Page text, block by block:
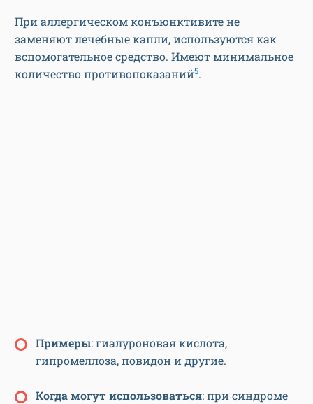
При аллергическом конъюнктивите не
заменяют лечебные капли, используются как
вспомогательное средство. Имеют минимальное
количество противопоказаний5.
Примеры: гиалуроновая кислота,
гипромеллоза, повидон и другие.
Когда могут использоваться: при синдроме